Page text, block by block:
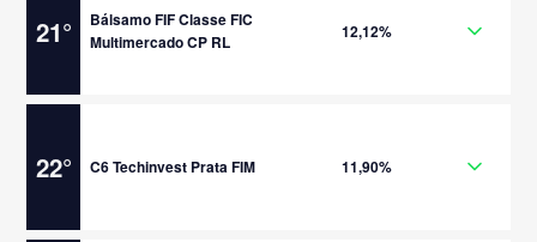
21°
Bálsamo FIF Classe FIC
Multimercado CP RL
12,12%
22° C6 Techinvest Prata FIM 11,90%